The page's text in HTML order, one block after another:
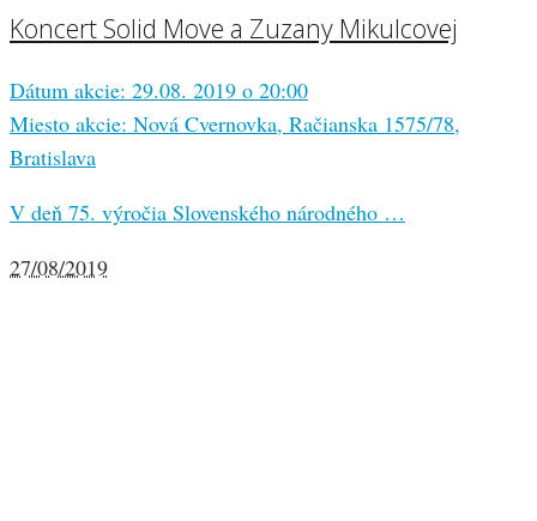
Koncert Solid Move a Zuzany Mikulcovej
Dátum akcie: 29.08. 2019 o 20:00
Miesto akcie: Nová Cvernovka, Račianska 1575/78,
Bratislava
V deň 75. výročia Slovenského národného …
27/08/2019